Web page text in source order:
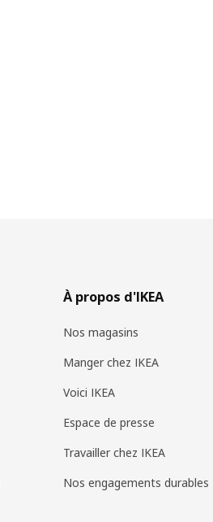
À propos d'IKEA
Nos magasins
Manger chez IKEA
Voici IKEA
Espace de presse
Travailler chez IKEA
Nos engagements durables